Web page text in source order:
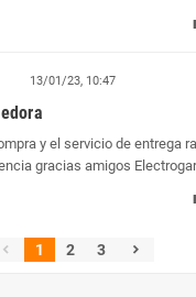
13/01/23, 10:47
y el servicio de entrega
gracias amigos
chevron_left 1 2 3 chevron_right